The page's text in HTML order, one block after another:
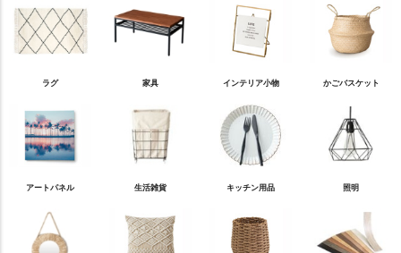
ラグ 家具 インテリア小物 かごバスケット
アートパネル 生活雑貨 キッチン用品 照明